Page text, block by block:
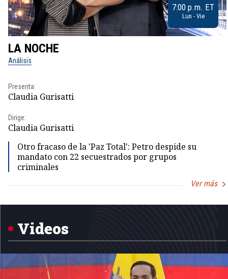
7:00 p.m. ET
Lun - Vie
LA NOCHE
Análisis
Presenta:
Claudia Gurisatti
Dirige:
Claudia Gurisatti
Otro fracaso de la 'Paz Total': Petro despide su
mandato con 22 secuestrados por grupos
criminales
Ver más
Videos